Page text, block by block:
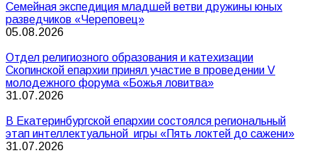
Семейная экспедиция младшей ветви дружины юных
разведчиков «Череповец»
05.08.2026
Отдел религиозного образования и катехизации
Скопинской епархии принял участие в проведении V
молодежного форума «Божья ловитва»
31.07.2026
В Екатеринбургской епархии состоялся региональный
этап интеллектуальной игры «Пять локтей до сажени»
31.07.2026